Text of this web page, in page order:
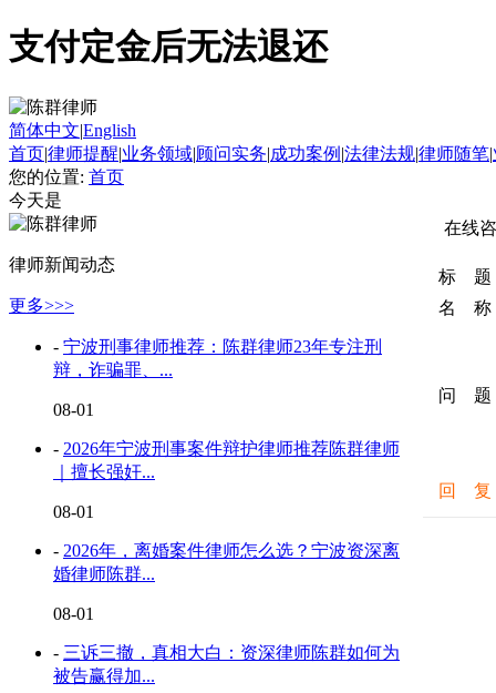
支付定金后无法退还
简体中文|English
首页|律师提醒|业务领域|顾问实务|成功案例 |法律法规|律师随笔|
您的位置: 首页
今天是
律师新闻动态
更多>>>
- 宁波刑事律师推荐：陈群律师23年专注刑
辩，诈骗罪、...
08-01
- 2026年宁波刑事案件辩护律师推荐陈群律师
｜擅长强奸...
08-01
- 2026年，离婚案件律师怎么选？宁波资深离
婚律师陈群...
08-01
- 三诉三撤，真相大白：资深律师陈群如何为
被告赢得加...
在线
标 题
名 称
问 题
回 复